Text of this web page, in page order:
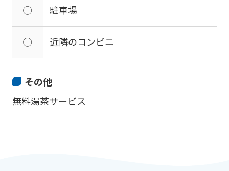
◯ 駐車場
◯ 近隣のコンビニ
その他
無料湯茶サービス